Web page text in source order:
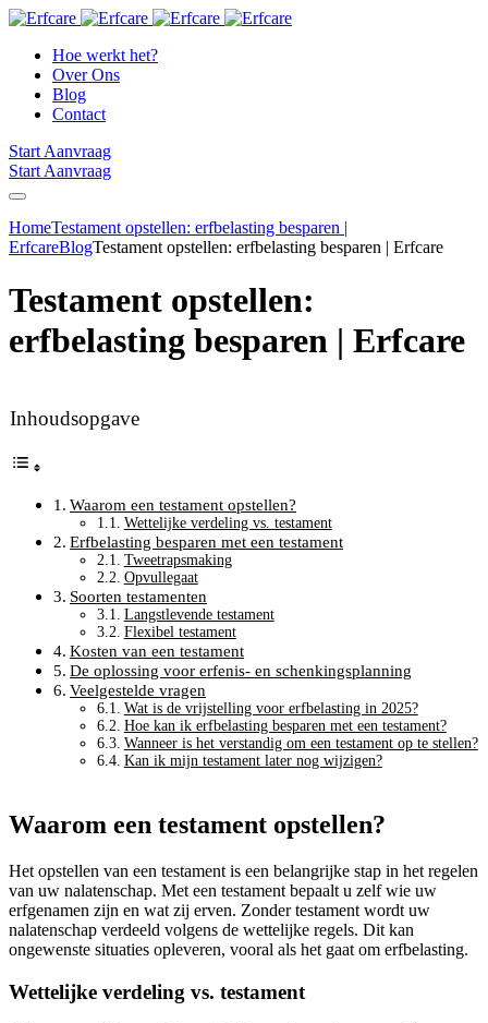
Hoe werkt het?
Over Ons
Blog
Contact
Start Aanvraag
Start Aanvraag
HomeTestament opstellen: erfbelasting besparen |
ErfcareBlogTestament opstellen: erfbelasting besparen | Erfcare
Testament opstellen:
erfbelasting besparen | Erfcare
Inhoudsopgave
Waarom een testament opstellen?
Wettelijke verdeling vs. testament
Erfbelasting besparen met een testament
Tweetrapsmaking
Opvullegaat
Soorten testamenten
Langstlevende testament
Flexibel testament
Kosten van een testament
De oplossing voor erfenis- en schenkingsplanning
Veelgestelde vragen
Wat is de vrijstelling voor erfbelasting in 2025?
Hoe kan ik erfbelasting besparen met een testament?
Wanneer is het verstandig om een testament op te stellen?
Kan ik mijn testament later nog wijzigen?
Waarom een testament opstellen?
Het opstellen van een testament is een belangrijke stap in het regelen
van uw nalatenschap. Met een testament bepaalt u zelf wie uw
erfgenamen zijn en wat zij erven. Zonder testament wordt uw
nalatenschap verdeeld volgens de wettelijke regels. Dit kan
ongewenste situaties opleveren, vooral als het gaat om erfbelasting.
Wettelijke verdeling vs. testament